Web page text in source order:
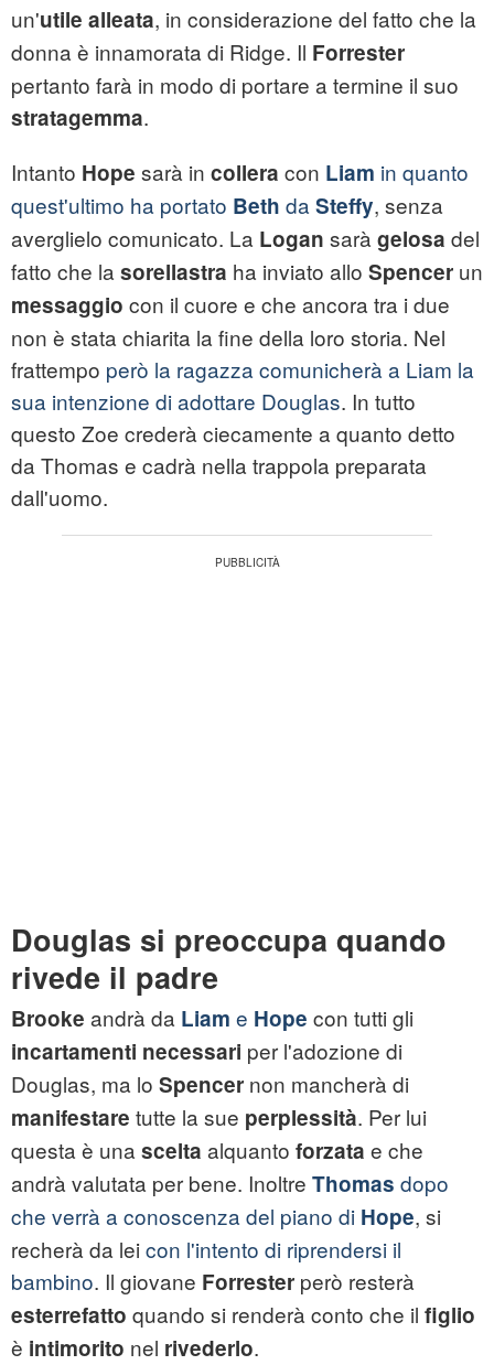
un'utile alleata, in considerazione del fatto che la
donna è innamorata di Ridge. Il Forrester
pertanto farà in modo di portare a termine il suo
stratagemma.
Intanto Hope sarà in collera con Liam in quanto
quest'ultimo ha portato Beth da Steffy, senza
averglielo comunicato. La Logan sarà gelosa del
fatto che la sorellastra ha inviato allo Spencer un
messaggio con il cuore e che ancora tra i due
non è stata chiarita la fine della loro storia. Nel
frattempo però la ragazza comunicherà a Liam la
sua intenzione di adottare Douglas. In tutto
questo Zoe crederà ciecamente a quanto detto
da Thomas e cadrà nella trappola preparata
dall'uomo.
Douglas si preoccupa quando
rivede il padre
Brooke andrà da Liam e Hope con tutti gli
incartamenti necessari per l'adozione di
Douglas, ma lo Spencer non mancherà di
manifestare tutte la sue perplessità. Per lui
questa è una scelta alquanto forzata e che
andrà valutata per bene. Inoltre Thomas dopo
che verrà a conoscenza del piano di Hope, si
recherà da lei con l'intento di riprendersi il
bambino. Il giovane Forrester però resterà
esterrefatto quando si renderà conto che il figlio
è intimorito nel rivederlo.